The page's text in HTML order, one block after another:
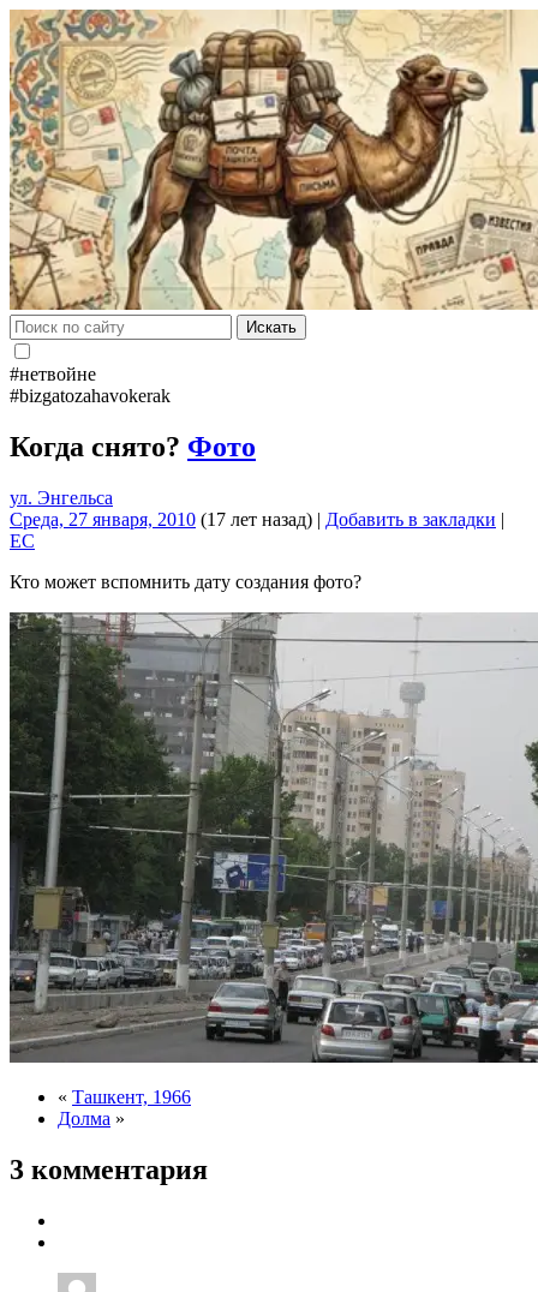
Искать
#нетвойне
#bizgatozahavokerak
Когда снято? Фото
ул. Энгельса
Среда, 27 января, 2010 (17 лет назад) | Добавить в закладки |
EC
Кто может вспомнить дату создания фото?
« Ташкент, 1966
Долма »
3 комментария